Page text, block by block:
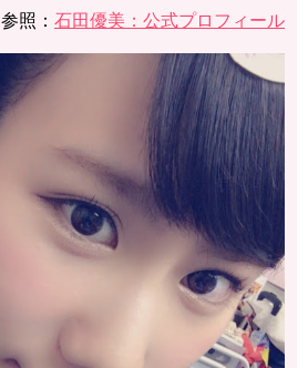
参照： 石田優美：公式プロフィール